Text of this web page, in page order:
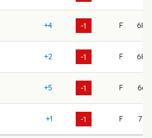
+4 -1 F 68
+2 -1 F 68
+5 -1 F 66
+1 -1 F 71